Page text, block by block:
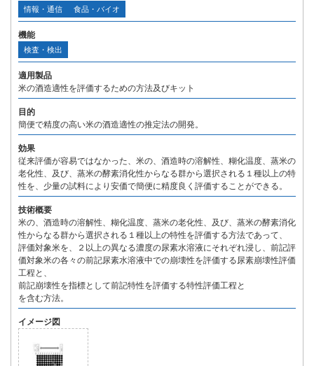
情報・通信 食品・バイオ
機能
検査・検出
適用製品
米の酒造適性を評価するための方法及びキット
目的
簡便で精度の高い米の酒造適性の推定法の開発。
効果
従来評価が容易ではなかった、米の、酒造時の溶解性、糊化温度、蒸米の
老化性、及び、蒸米の酵素消化性からなる群から選択される１種以上の特
性を、少量の試料により安価で簡便に精度良く評価することができる。
技術概要
米の、酒造時の溶解性、糊化温度、蒸米の老化性、及び、蒸米の酵素消化
性からなる群から選択される１種以上の特性を評価する方法であって、
評価対象米を、２以上の異なる濃度の尿素水溶液にそれぞれ浸し、前記評
価対象米の各々の前記尿素水溶液中での崩壊性を評価する尿素崩壊性評価
工程と、
前記崩壊性を指標として前記特性を評価する特性評価工程と
を含む方法。
イメージ図